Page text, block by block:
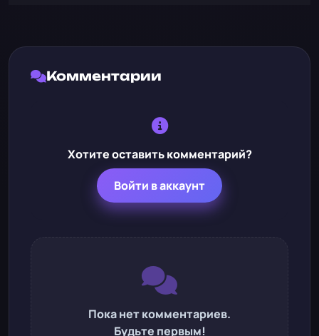
Комментарии
Хотите оставить комментарий?
Войти в аккаунт
Пока нет комментариев.
Будьте первым!